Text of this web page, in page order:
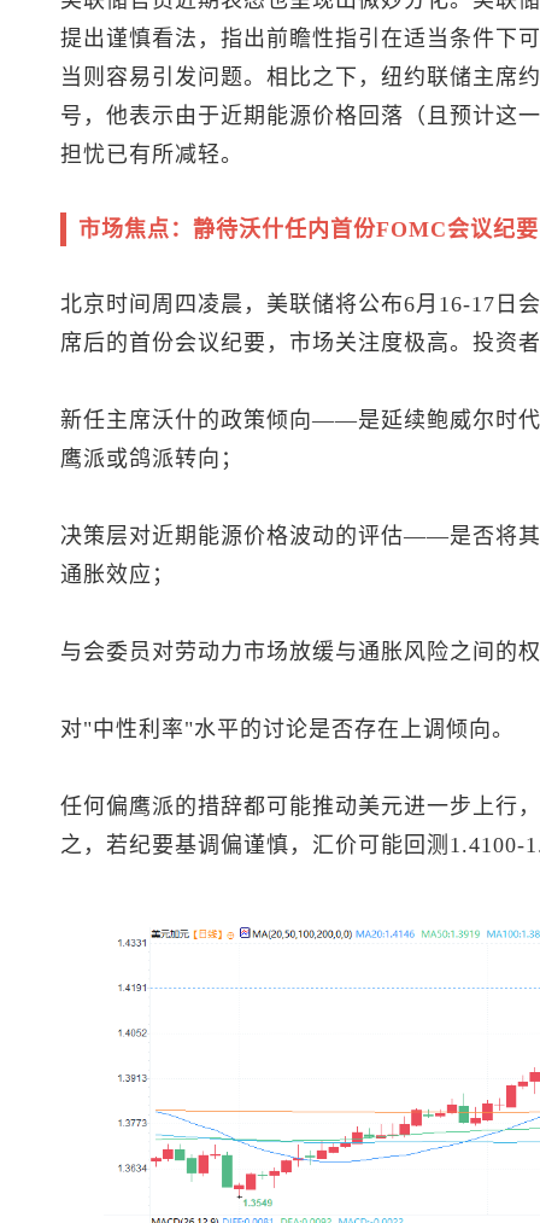
提出谨慎看法，指出前瞻性指引在适当条件下
当则容易引发问题。相比之下，纽约联储主席
号，他表示由于近期能源价格回落（且预计这
担忧已有所减轻。
市场焦点：静待沃什任内首份FOMC会议纪要
北京时间周四凌晨，美联储将公布6月16-17日
席后的首份会议纪要，市场关注度极高。投资
新任主席沃什的政策倾向——是延续鲍威尔时
鹰派或鸽派转向；
决策层对近期能源价格波动的评估——是否将
通胀效应；
与会委员对劳动力市场放缓与通胀风险之间的
对"中性利率"水平的讨论是否存在上调倾向。
任何偏鹰派的措辞都可能推动美元进一步上行，
之，若纪要基调偏谨慎，汇价可能回测1.4100-